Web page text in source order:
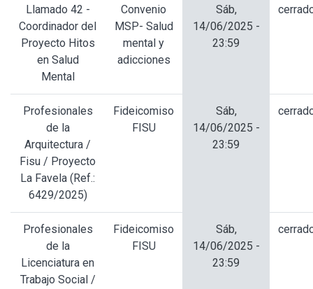
Llamado 42 -
Coordinador del
Proyecto Hitos
en Salud
Mental
Convenio
MSP- Salud
mental y
adicciones
Sáb,
14/06/2025 -
23:59
Profesionales
de la
Arquitectura /
Fisu / Proyecto
La Favela (Ref.:
6429/2025)
Fideicomiso
FISU
Sáb,
14/06/2025 -
23:59
Profesionales
de la
Licenciatura en
Trabajo Social /
Fideicomiso
FISU
Sáb,
14/06/2025 -
23:59